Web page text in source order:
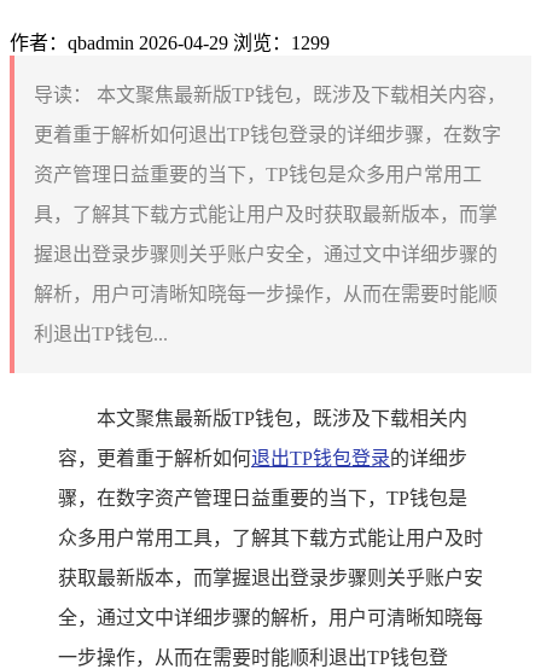
作者：qbadmin 2026-04-29 浏览：1299
导读：
本文聚焦最新版TP钱包，既涉及下载相关内容，
更着重于解析如何退出TP钱包登录的详细步骤，在数字
资产管理日益重要的当下，TP钱包是众多用户常用工
具，了解其下载方式能让用户及时获取最新版本，而掌
握退出登录步骤则关乎账户安全，通过文中详细步骤的
解析，用户可清晰知晓每一步操作，从而在需要时能顺
利退出TP钱包...
本文聚焦最新版TP钱包，既涉及下载相关内
容，更着重于解析如何退出TP钱包登录的详细步
骤，在数字资产管理日益重要的当下，TP钱包是
众多用户常用工具，了解其下载方式能让用户及时
获取最新版本，而掌握退出登录步骤则关乎账户安
全，通过文中详细步骤的解析，用户可清晰知晓每
一步操作，从而在需要时能顺利退出TP钱包登